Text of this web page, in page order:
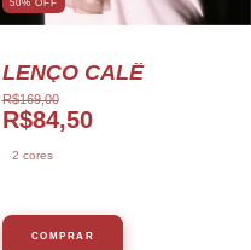
50% OFF
LENÇO CALÊ
R$169,00
R$84,50
2 cores
COMPRAR